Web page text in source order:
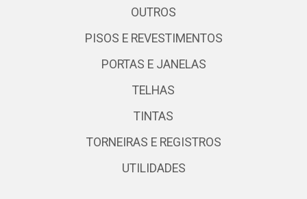
OUTROS
PISOS E REVESTIMENTOS
PORTAS E JANELAS
TELHAS
TINTAS
TORNEIRAS E REGISTROS
UTILIDADES